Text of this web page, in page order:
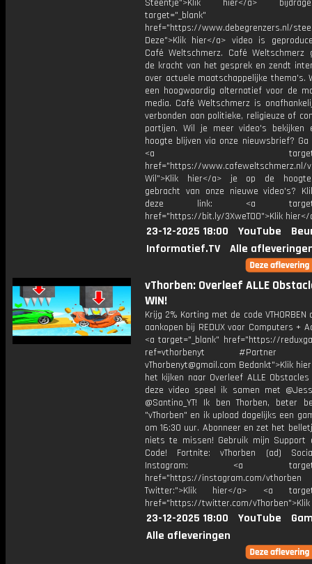
Steentje">Klik hier</a>
target="_blank"
href="https://www.debegrenzers.nl/
Deze">Klik hier</a> video is
Café Weltschmerz. Café Weltschmerz
de kracht van het gesprek en zendt
over actuele maatschappelijke thema's.
een hoogwaardig alternatief voor de
media. Café Weltschmerz is
verbonden aan politieke, religieuze of
partijen. Wil je meer video's bekijken
hoogte blijven via onze nieuwsbrief? Ga
<a
href="https://www.cafeweltschmerz.nl/
Wil">Klik hier</a> je op de
gebracht van onze nieuwe video's?
deze link: <a
href="https://bit.ly/3XweTO0">Klik hier</
23-12-2025 18:00 YouTube
Informatief.TV
Alle
vThorben: Overleef ALLE
WIN!
Krijg 2% Korting met de code VTHORBEN
aankopen bij REDUX voor Computers +
<a target="_blank" href="https://
ref=vthorbenyt #Partner
vThorbenyt@gmail.com Bedankt">Klik
het kijken naar Overleef ALLE
deze video speel ik samen met
@Santino_YT! Ik ben Thorben, beter
"vThorben" en ik upload dagelijks een
om 16:30 uur. Abonneer en zet het
niets te missen! Gebruik mijn Support
Code! Fortnite: vThorben (ad)
Instagram: <a
href="https://instagram.com/vthorben
Twitter:">Klik hier</a> <a
href="https://twitter.com/
23-12-2025 18:00 YouTube
Alle afleveringen